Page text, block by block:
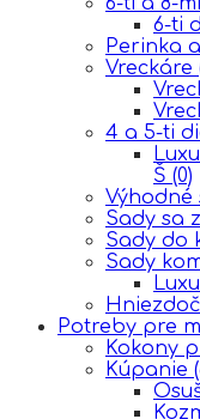
6-ti
Perinka
Vreckáre
4 a 5-ti
Š (0)
Výhodné
Sady sa
Sady do
Sady
Potreby pre
Kokony
Kúpanie